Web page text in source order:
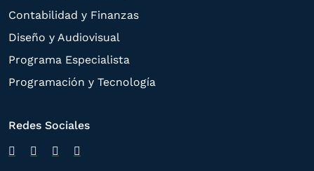
Contabilidad y Finanzas
Diseño y Audiovisual
Programa Especialista
Programación y Tecnología
Redes Sociales